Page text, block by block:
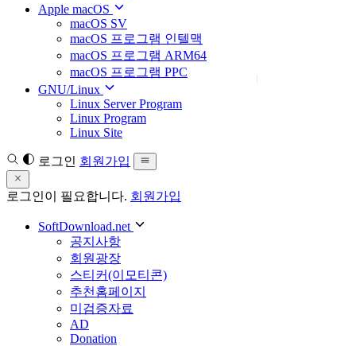
Apple macOS
macOS SV
macOS 프로그램 인텔맥
macOS 프로그램 ARM64
macOS 프로그램 PPC
GNU/Linux
Linux Server Program
Linux Program
Linux Site
로그인 회원가입
로그인이 필요합니다. 회원가입
SoftDownload.net
공지사항
회원광장
스티커(이모티콘)
추천홈페이지
미검증자료
AD
Donation